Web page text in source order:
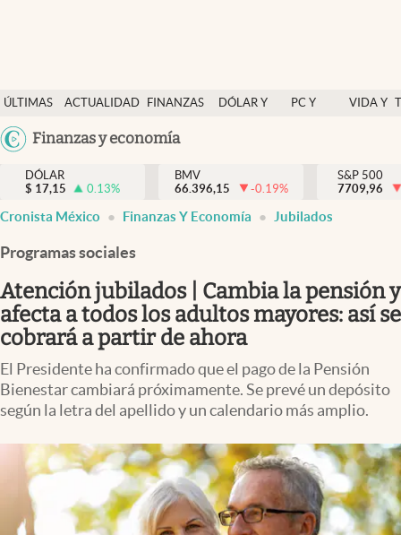
ÚLTIMAS
NOTICIAS
ACTUALIDAD
FINANZAS
DÓLAR Y
PC Y
VIDA Y
México
Finanzas y economía
Actualidad
Finanzas y economía
Dólar y mercados
Pc y celular
Vida y estilo
Tv
Clima
Espiritualidad
Mediakit
abre en nueva pestaña
México
DÓLAR
$ 17,15 0.13%
BMV
66.396,15
-0.19%
S&P 500
7709,96
Cronista México Finanzas Y Economía Jubilados
Programas sociales
Atención jubilados | Cambia la pensión y
afecta a todos los adultos mayores: así se
cobrará a partir de ahora
El Presidente ha confirmado que el pago de la Pensión
Bienestar cambiará próximamente. Se prevé un depósito
según la letra del apellido y un calendario más amplio.